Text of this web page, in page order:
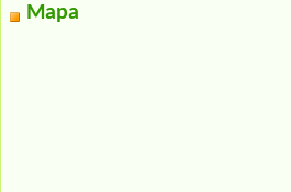
Mapa